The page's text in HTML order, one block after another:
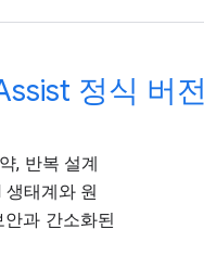
정식 버전
, 반복 설계
태계와 원
과 간소화된